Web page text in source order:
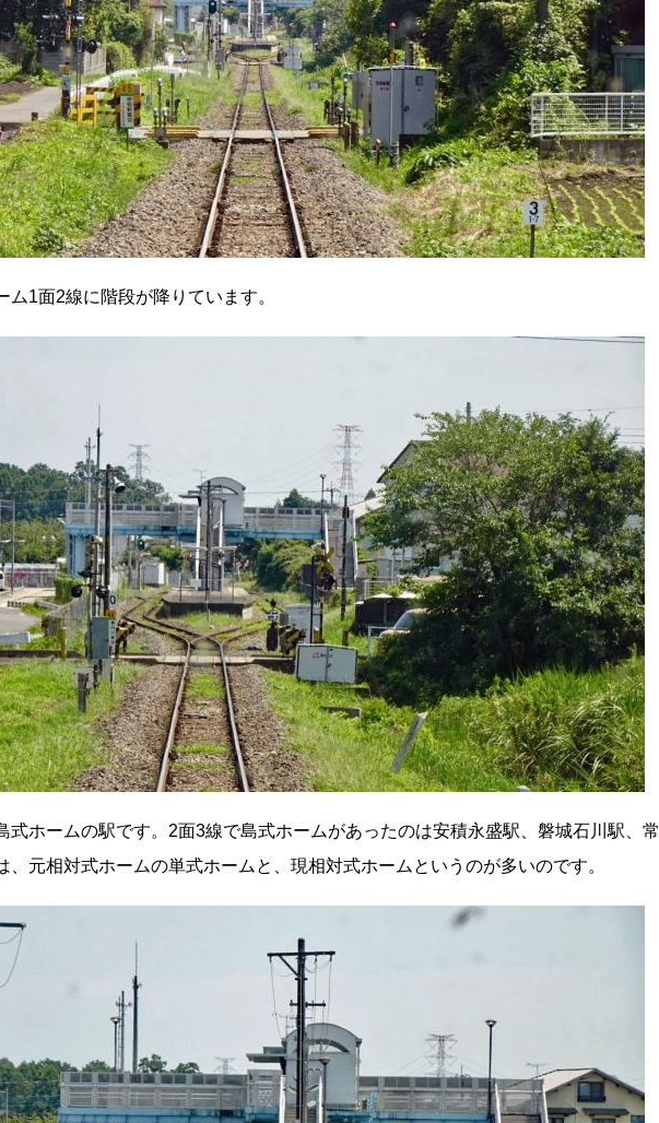
1面2線に階段が降りています。
式ホームの駅です。2面3線で島式ホームがあったのは安積永盛駅、磐城石川駅、常
、元相対式ホームの単式ホームと、現相対式ホームというのが多いのです。